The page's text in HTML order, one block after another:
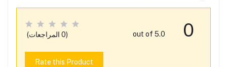
0
out of 5.0 (0 المراجعات)
Rate this Product